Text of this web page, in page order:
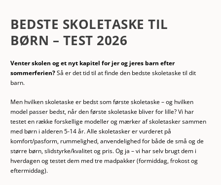
BEDSTE SKOLETASKE TIL
BØRN – TEST 2026
Venter skolen og et nyt kapitel for jer og jeres barn efter
sommerferien?Så er det tid til at finde den bedste skoletaske til dit
barn.
Men hvilken skoletaske er bedst som første skoletaske – og hvilken
model passer bedst, når den første skoletaske bliver for lille? Vi har
testet en række forskellige modeller og mærker af skoletasker sammen
med børn i alderen 5-14 år. Alle skoletasker er vurderet på
komfort/pasform, rummelighed, anvendelighed for både de små og de
større børn, slidstyrke/kvalitet og pris. Og ja – vi har selv brugt dem i
hverdagen og testet dem med tre madpakker (formiddag, frokost og
eftermiddag).